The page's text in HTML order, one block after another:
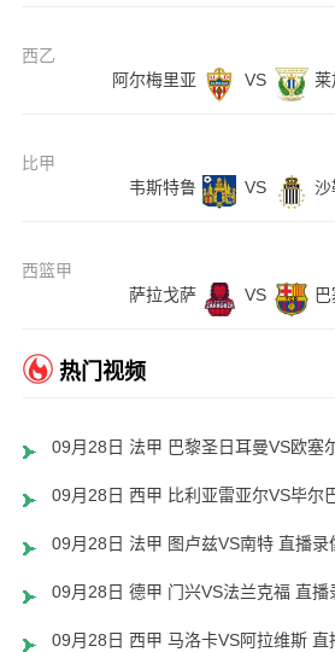
西乙
阿尔梅里亚
VS 莱
比甲
韦斯特鲁
VS 沙
西篮甲
萨拉戈萨
VS
热门视频
09月28日 法甲 巴黎圣日耳曼VS欧塞
09月28日 西甲 比利亚雷亚尔VS毕尔
09月28日 法甲 图卢兹VS南特 直播录
09月28日 德甲 门兴VS法兰克福 直播
09月28日 西甲 马洛卡VS阿拉维斯 直